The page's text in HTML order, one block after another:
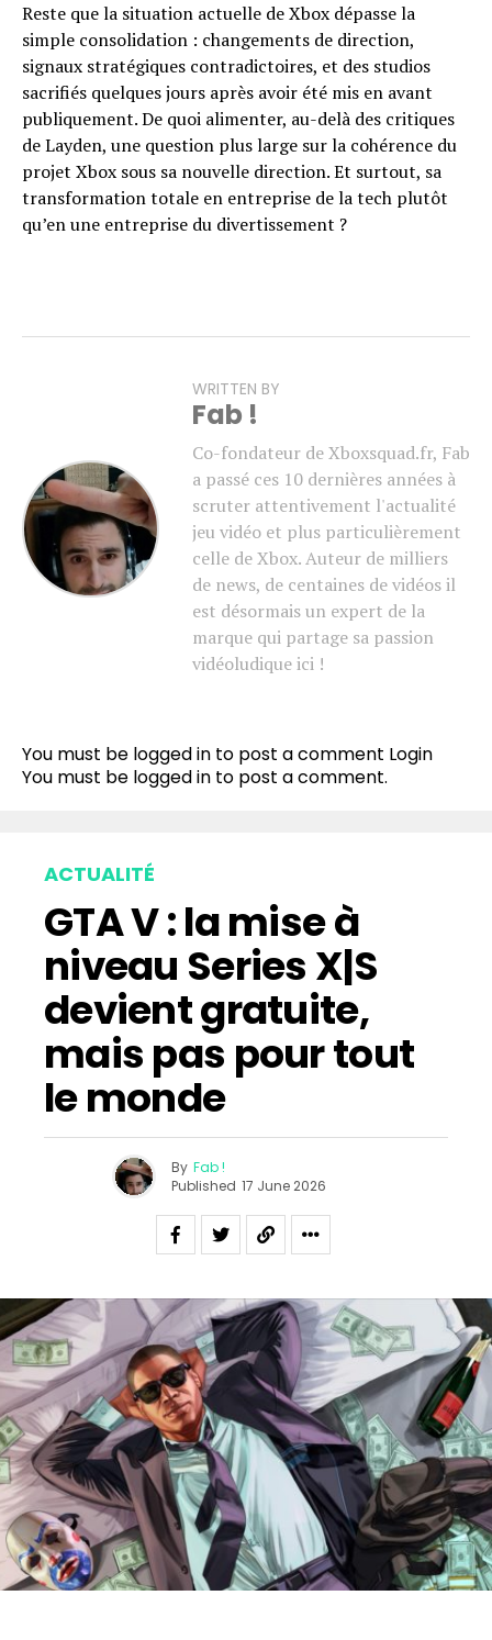
Reste que la situation actuelle de Xbox dépasse la
simple consolidation : changements de direction,
signaux stratégiques contradictoires, et des studios
sacrifiés quelques jours après avoir été mis en avant
publiquement. De quoi alimenter, au-delà des critiques
de Layden, une question plus large sur la cohérence du
projet Xbox sous sa nouvelle direction. Et surtout, sa
transformation totale en entreprise de la tech plutôt
qu’en une entreprise du divertissement ?
WRITTEN BY
Fab !
Co-fondateur de Xboxsquad.fr, Fab
a passé ces 10 dernières années à
scruter attentivement l'actualité
jeu vidéo et plus particulièrement
celle de Xbox. Auteur de milliers
de news, de centaines de vidéos il
est désormais un expert de la
marque qui partage sa passion
vidéoludique ici !
You must be logged in to post a comment Login
You must be logged in to post a comment.
ACTUALITÉ
GTA V : la mise à
niveau Series X|S
devient gratuite,
mais pas pour tout
le monde
By Fab !
Published 17 June 2026